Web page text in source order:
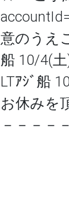
意のうえ
船 10/4(
LTｱｼﾞ船
お休みを
－－－－